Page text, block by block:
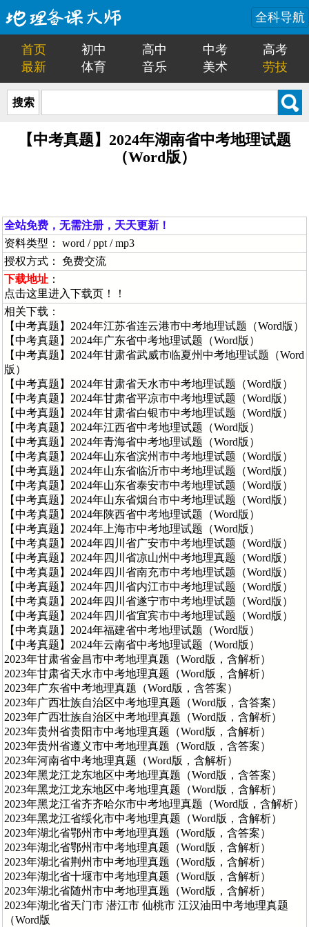
全科导航
首页 初中 高中 中考
高考
最新
体育 音乐 美术 劳技
搜索
【中考真题】2024年湖南省中考地理试题
（Word版）
全站免费，无需注册，天天更新！
资料类型： word / ppt / mp3
授权方式： 免费交流
下载地址 ：
点击这里进入下载页！！
相关下载：
【中考真题】2024年江苏省连云港市中考地理试题（Word版）
【中考真题】2024年广东省中考地理试题（Word版）
【中考真题】2024年甘肃省武威市临夏州中考地理试题（Word
版）
【中考真题】2024年甘肃省天水市中考地理试题（Word版）
【中考真题】2024年甘肃省平凉市中考地理试题（Word版）
【中考真题】2024年甘肃省白银市中考地理试题（Word版）
【中考真题】2024年江西省中考地理试题（Word版）
【中考真题】2024年青海省中考地理试题（Word版）
【中考真题】2024年山东省滨州市中考地理试题（Word版）
【中考真题】2024年山东省临沂市中考地理试题（Word版）
【中考真题】2024年山东省泰安市中考地理试题（Word版）
【中考真题】2024年山东省烟台市中考地理试题（Word版）
【中考真题】2024年陕西省中考地理试题（Word版）
【中考真题】2024年上海市中考地理试题（Word版）
【中考真题】2024年四川省广安市中考地理试题（Word版）
【中考真题】2024年四川省凉山州中考地理真题（Word版）
【中考真题】2024年四川省南充市中考地理试题（Word版）
【中考真题】2024年四川省内江市中考地理试题（Word版）
【中考真题】2024年四川省遂宁市中考地理试题（Word版）
【中考真题】2024年四川省宜宾市中考地理试题（Word版）
【中考真题】2024年福建省中考地理试题（Word版）
【中考真题】2024年云南省中考地理试题（Word版）
2023年甘肃省金昌市中考地理真题（Word版，含解析）
2023年甘肃省天水市中考地理真题（Word版，含解析）
2023年广东省中考地理真题（Word版，含答案）
2023年广西壮族自治区中考地理真题（Word版，含答案）
2023年广西壮族自治区中考地理真题（Word版，含解析）
2023年贵州省贵阳市中考地理真题（Word版，含解析）
2023年贵州省遵义市中考地理真题（Word版，含答案）
2023年河南省中考地理真题（Word版，含解析）
2023年黑龙江龙东地区中考地理真题（Word版，含答案）
2023年黑龙江龙东地区中考地理真题（Word版，含解析）
2023年黑龙江省齐齐哈尔市中考地理真题（Word版，含解析）
2023年黑龙江省绥化市中考地理真题（Word版，含解析）
2023年湖北省鄂州市中考地理真题（Word版，含答案）
2023年湖北省鄂州市中考地理真题（Word版，含解析）
2023年湖北省荆州市中考地理真题（Word版，含解析）
2023年湖北省十堰市中考地理真题（Word版，含解析）
2023年湖北省随州市中考地理真题（Word版，含解析）
2023年湖北省天门市 潜江市 仙桃市 江汉油田中考地理真题
（Word版